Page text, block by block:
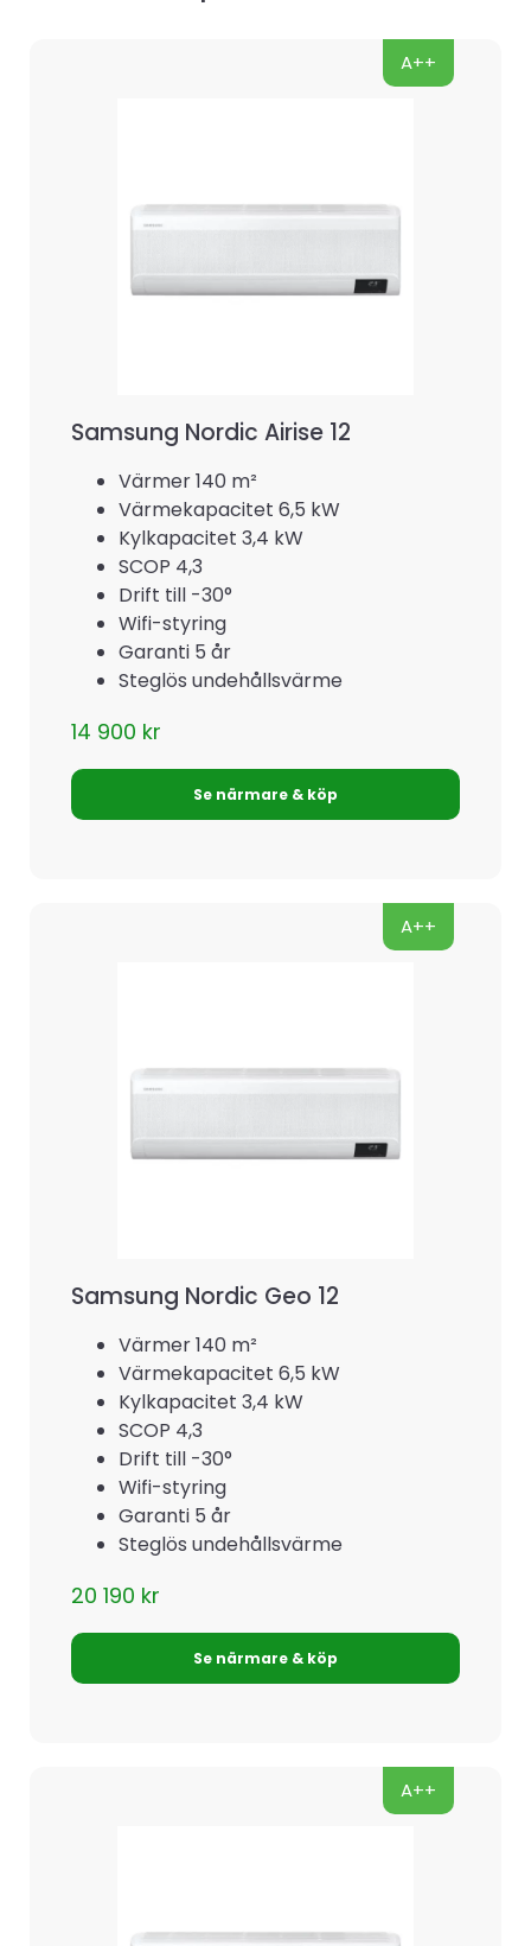
Samsung Nordic Airise 12
Värmer 140 m²
Värmekapacitet 6,5 kW
Kylkapacitet 3,4 kW
SCOP 4,3
Drift till -30°
Wifi-styring
Garanti 5 år
Steglös undehållsvärme
14 900 kr
Se närmare & köp
A++
Samsung Nordic Geo 12
Värmer 140 m²
Värmekapacitet 6,5 kW
Kylkapacitet 3,4 kW
SCOP 4,3
Drift till -30°
Wifi-styring
Garanti 5 år
Steglös undehållsvärme
20 190 kr
Se närmare & köp
A++
A++